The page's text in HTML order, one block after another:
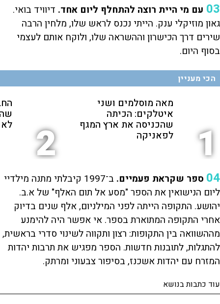
03 עם מי היית רוצה להתחלף ליום אחד. דיוויד בואי.
גאון מוזיקלי ענק. הייתי נכנס לראש שלו, מלחין הרבה
שירים דרך הכישרון וההשראה שלו, ולוקח אותם לעצמי
בסוף היום.
הכי מעניין
1
מאה מוסלמים ושני
איטלקים: הכיתה
שהכניסה את ארץ המגף
לפאניקה 2
04 ספר שקראת פעמיים.
ב־1997 קיבלתי מתנה מילדיי
ליום הנישואין את הספר "מסע אל תום האלף" של א.ב.
יהושע. התקופה הייתה לפני המילניום, אלף שנים בדיוק
אחרי התקופה המתוארת בספר. אי אפשר היה להימנע
מההשוואה בין התקופות: רצון ותקווה לשינוי סדרי בראשית,
להתגלות, לתובנות חדשות. הספר מפגיש את תרבות יהדות
המזרח עם יהדות אשכנז, בסיפור צבעוני ומרתק.
עוד כתבות בנושא